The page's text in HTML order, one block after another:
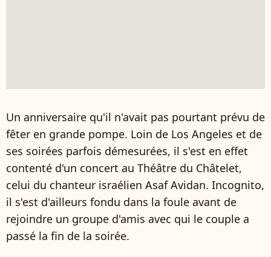
Un anniversaire qu'il n'avait pas pourtant prévu de
fêter en grande pompe. Loin de Los Angeles et de
ses soirées parfois démesurées, il s'est en effet
contenté d'un concert au Théâtre du Châtelet,
celui du chanteur israélien Asaf Avidan. Incognito,
il s'est d'ailleurs fondu dans la foule avant de
rejoindre un groupe d'amis avec qui le couple a
passé la fin de la soirée.